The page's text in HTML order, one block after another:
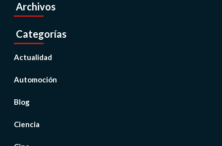
Archivos
Categorías
Actualidad
Automoción
Blog
Ciencia